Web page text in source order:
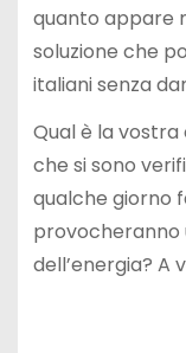
quanto appare
soluzione che
italiani senza
Qual è la
che si sono
qualche giorno
provocheranno
dell’energia? A